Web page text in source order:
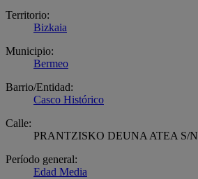
Territorio:
Bizkaia
Municipio:
Bermeo
Barrio/Entidad:
Casco Histórico
Calle:
PRANTZISKO DEUNA ATEA S/N
Período general:
Edad Media